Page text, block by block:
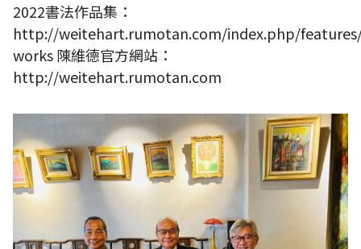
2022書法作品集：
http://weitehart.rumotan.com/index.php/
works 陳維德官方網站：
http://weitehart.rumotan.com